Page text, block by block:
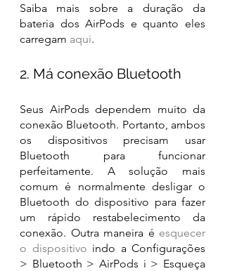
Saiba mais sobre a duração da
bateria dos AirPods e quanto eles
carregam aqui.
2. Má conexão Bluetooth
Seus AirPods dependem muito da
conexão Bluetooth. Portanto, ambos
os dispositivos precisam usar
Bluetooth para funcionar
perfeitamente. A solução mais
comum é normalmente desligar o
Bluetooth do dispositivo para fazer
um rápido restabelecimento da
conexão. Outra maneira é esquecer
o dispositivo indo a Configurações
> Bluetooth > AirPods i > Esqueça